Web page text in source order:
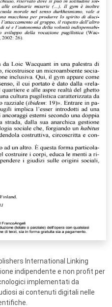
International Linking
indipendente e non profit per
implementati da
ai contenuti digitali nelle